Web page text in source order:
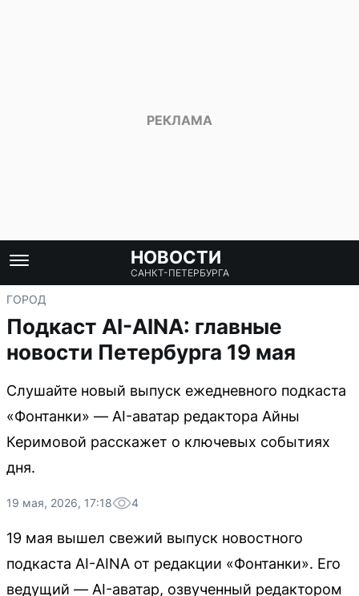
НОВОСТИ
САНКТ-ПЕТЕРБУРГА
ГОРОД
Подкаст AI-AINA: главные
новости Петербурга 19 мая
Слушайте новый выпуск ежедневного подкаста
«Фонтанки» — AI-аватар редактора Айны
Керимовой расскажет о ключевых событиях
дня.
19 мая, 2026, 17:18 4
19 мая вышел свежий выпуск новостного
подкаста AI-AINA от редакции «Фонтанки». Его
ведущий — AI-аватар, озвученный редактором